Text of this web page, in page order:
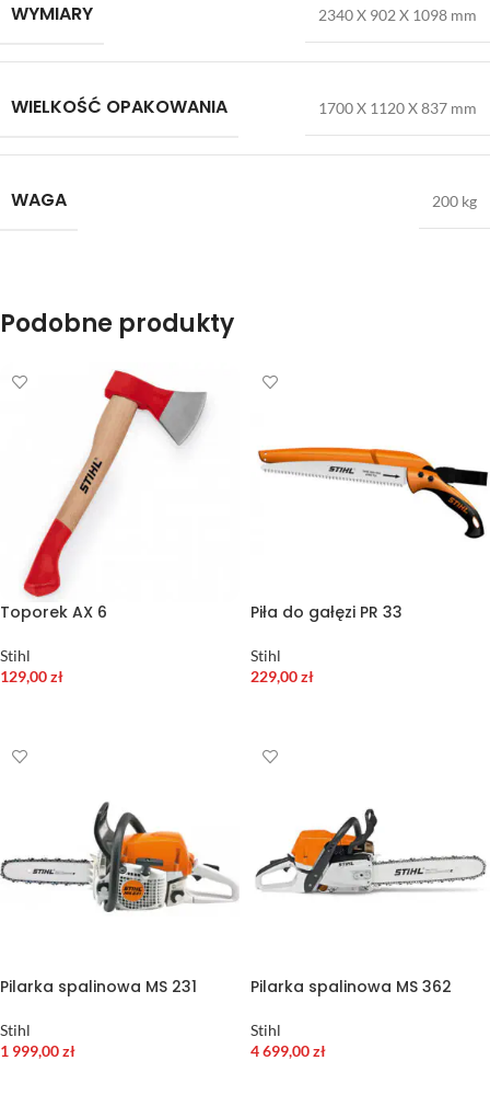
WYMIARY 2340 X 902 X 1098 mm
WIELKOŚĆ OPAKOWANIA 1700 X 1120 X 837 mm
WAGA 200 kg
Podobne produkty
Toporek AX 6
Stihl
129,00zł
Piła do gałęzi PR 33
Stihl
229,00zł
Pilarka spalinowa MS 231
Stihl
1 999,00zł
Pilarka spalinowa MS 362
Stihl
4 699,00zł